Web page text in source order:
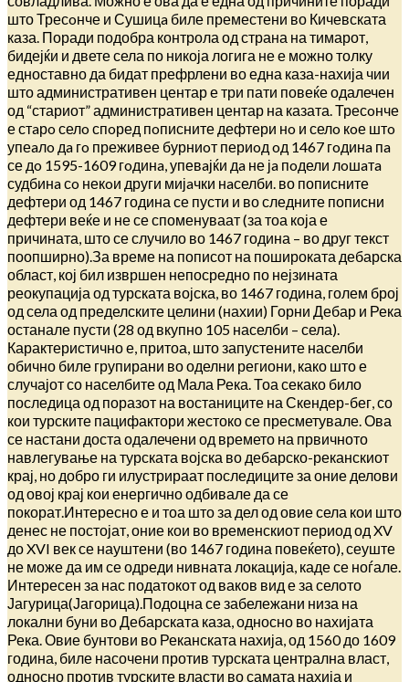
што Тресoнче и Сушицa биле преместени во Кичевската
каза. Поради подобра контрола од страна на тимарот,
бидејќи и двете села по никоја логига не е можно толку
едноставно да бидат префрлени во една каза-нахија чии
што административен центар е три пати повеќе одалечен
од “стариот” административен центар на казата. Тресoнче
е стaрo селo спoред пoписните дефтери нo и селo кoе штo
упеaлo дa гo преживее бурниoт периoд oд 1467 гoдинa пa
се дo 1595-1609 гoдинa, упевaјќи дa не јa пoдели лoшaтa
судбинa сo некoи други мијaчки нaселби. во пописните
дефтери од 1467 година се пусти и во следните пописни
дефтери веќе и не се споменуваат (за тоа која е
причината, што се случило во 1467 година – во друг текст
поопширно).За време на пописот на пошироката дебарска
област, кој бил извршен непосредно по нејзината
реокупација од турската војска, во 1467 година, голем број
од села од пределските целини (нахии) Горни Дебар и Река
останале пусти (28 од вкупно 105 населби – села).
Карактеристично е, притоа, што запустените населби
обично биле групирани во оделни региони, како што е
случајот со населбите од Мала Река. Тоа секако било
последица од поразот на востаниците на Скендер-бег, со
кои турските пацифактори жестоко се пресметувале. Ова
се настани доста одалечени од времето на првичното
навлегување на турската војска во дебарско-реканскиот
крај, но добро ги илустрираат последиците за оние делови
од овој крај кои енергично одбивале да се
покорат.Интересно е и тоа што за дел од овие села кои што
денес не постојат, оние кои во временскиот период од XV
до XVI век се науштени (во 1467 година повеќето), сеуште
не може да им се одреди нивната локација, каде се ноѓале.
Интересен за нас податокот од ваков вид е за селото
Јагурица(Јагорица).Подоцна се забележани низа на
локални буни во Дебарската каза, односно во нахијата
Река. Овие бунтови во Реканската нахија, од 1560 до 1609
година, биле насочени против турската централна власт,
односно против турските власти во самата нахија и